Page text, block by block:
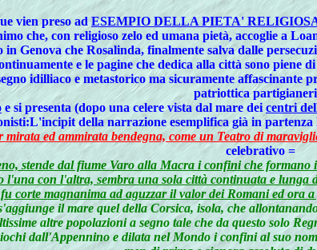
vien preso adESEMPIO DELLA PIETA'
che, con religioso zelo ed umana pietà, accoglie a
Genova che Rosalinda, finalmente salva dalle
e le pagine che dedica alla città sono piene
idilliaco e metastorico ma sicuramente affascinante
patriottica
e si presenta (dopo una celere vista dal mare deicentri
della narrazione esemplifica già in
mirata ed ammirata bendegna, come un Teatro di
celebrativo =
stende dal fiume Varo alla Macra i confini che
l'una con l'altra, sembra una sola città continuata e
corte magnanima ad aguzzar il valor dei Romani ed
il mare quel della Corsica, isola, che
altre popolazioni a segno tale che da questo solo
dall'Appennino e dilata nel Mondo i confini al suo